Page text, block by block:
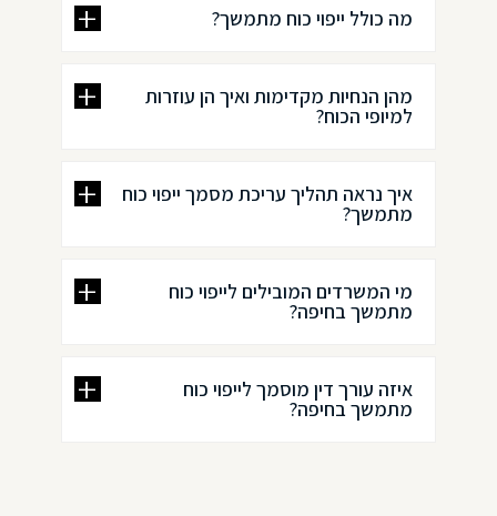
מה כולל ייפוי כוח מתמשך?
מהן הנחיות מקדימות ואיך הן עוזרות
למיופי הכוח?
איך נראה תהליך עריכת מסמך ייפוי כוח
מתמשך?
מי המשרדים המובילים לייפוי כוח
מתמשך בחיפה?
איזה עורך דין מוסמך לייפוי כוח
מתמשך בחיפה?